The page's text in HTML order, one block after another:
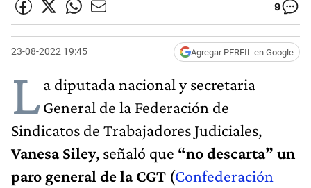
9
23-08-2022 19:45 Agregar PERFIL en Google
La diputada nacional y secretaria
General de la Federación de
Sindicatos de Trabajadores Judiciales,
Vanesa Siley, señaló que “no descarta” un
paro general de la CGT (Confederación